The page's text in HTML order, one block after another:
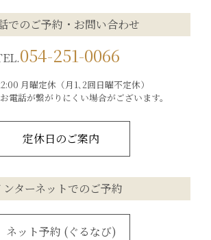
でのご予約・お問い合わせ
054-251-0066
月曜定休（月1､2回日曜不定休）
電話が繋がりにくい場合がございます。
定休日のご案内
ンターネットでのご予約
ネット予約 (ぐるなび)